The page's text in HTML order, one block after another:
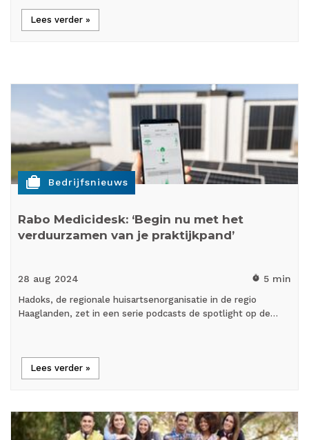
Lees verder »
cases Bedrijfsnieuws
Rabo Medicidesk: ‘Begin nu met het
verduurzamen van je praktijkpand’
28 aug 2024 timer 5 min
Hadoks, de regionale huisartsenorganisatie in de regio
Haaglanden, zet in een serie podcasts de spotlight op de…
Lees verder »